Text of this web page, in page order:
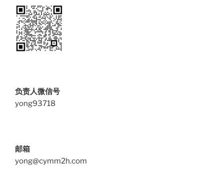
负责人微信号
yong93718
邮箱
yong@cymm2h.com